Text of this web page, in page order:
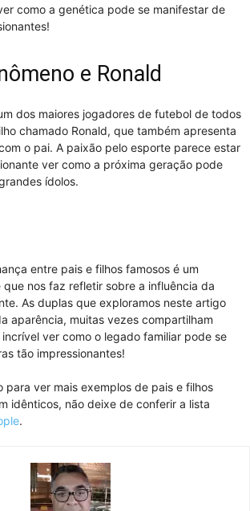
como a genética pode se manifestar de
e Ronald
dos maiores jogadores de futebol de todos
chamado Ronald, que também apresenta
o pai. A paixão pelo esporte parece estar
ver como a próxima geração pode
ídolos.
entre pais e filhos famosos é um
nos faz refletir sobre a influência da
As duplas que exploramos neste artigo
aparência, muitas vezes compartilham
ver como o legado familiar pode se
tão impressionantes!
para ver mais exemplos de pais e filhos
idênticos, não deixe de conferir a lista
.